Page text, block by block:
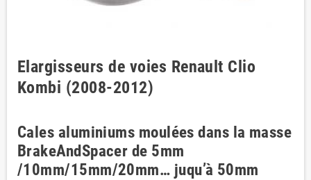
Elargisseurs de voies Renault Clio
Kombi (2008-2012)
Cales aluminiums moulées dans la masse
BrakeAndSpacer de 5mm
/10mm/15mm/20mm… juqu’à 50mm